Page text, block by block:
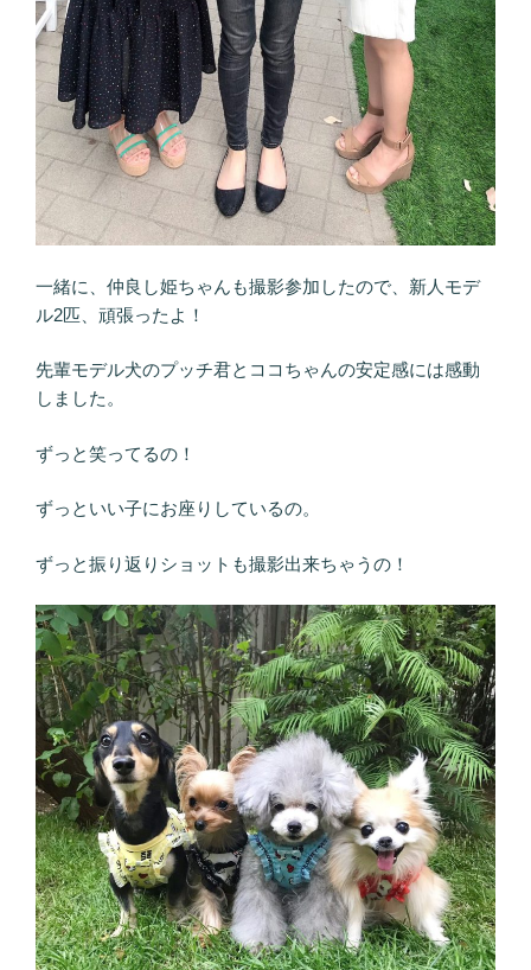
一緒に、仲良し姫ちゃんも撮影参加したので、新人モデ
ル2匹、頑張ったよ！
先輩モデル犬のプッチ君とココちゃんの安定感には感動
しました。
ずっと笑ってるの！
ずっといい子にお座りしているの。
ずっと振り返りショットも撮影出来ちゃうの！